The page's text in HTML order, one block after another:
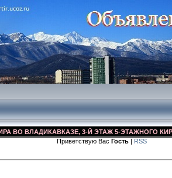
ВЛАДИКАВКАЗЕ, 3-Й ЭТАЖ 5-ЭТАЖНОГО
Приветствую Вас Гость | RSS